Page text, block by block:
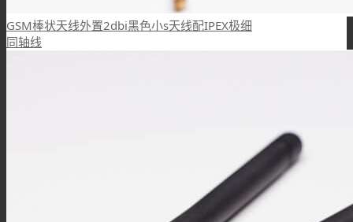
GSM棒状天线外置2dbi黑色小s天线配IPEX极细
同轴线